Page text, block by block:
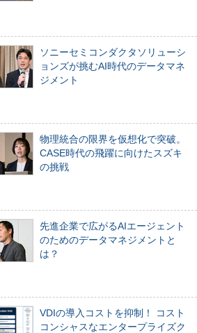
ソニーセミコンダクタソリューシ
ョンズが挑むAI時代のデータマネ
ジメント
物理統合の限界を仮想化で突破。
CASE時代の飛躍に向けたスズキ
の挑戦
先進企業で広がるAIエージェント
のためのデータマネジメントと
は？
VDIの導入コストを抑制！ コスト
コンシャスなエンタープライズク